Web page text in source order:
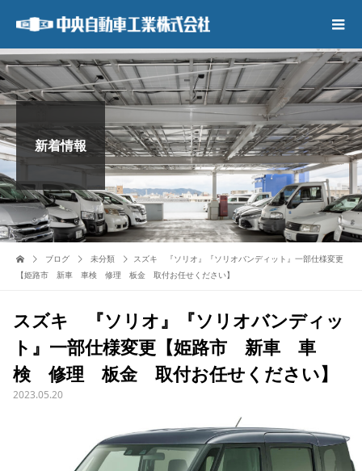
新着情報
ブログ 未分類
スズキ 『ソリオ』『ソリオバンディット』一部仕様変更
【姫路市 新車 車検 修理 板金 取付お任せください】
スズキ 『ソリオ』『ソリオバンディッ
ト』一部仕様変更【姫路市 新車 車
検 修理 板金 取付お任せください】
2023.05.20